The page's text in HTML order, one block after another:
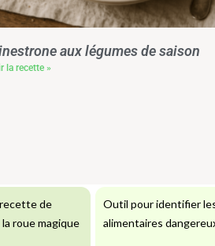
aux légumes de saison
la recette »
de
roue magique
Outil pour identifier
alimentaires